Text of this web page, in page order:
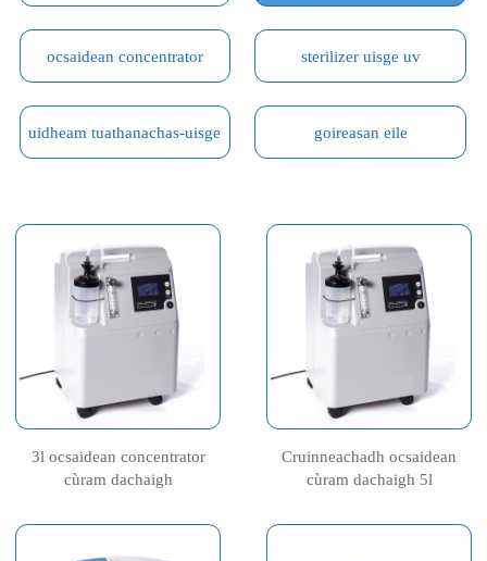
ocsaidean concentrator sterilizer uisge uv
uidheam tuathanachas-uisge goireasan eile
3l ocsaidean concentrator
cùram dachaigh
Cruinneachadh ocsaidean
cùram dachaigh 5l